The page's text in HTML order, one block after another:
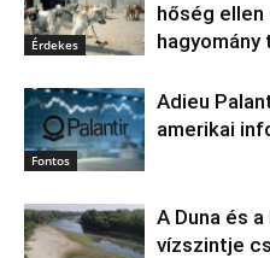
Érdekes
hőség ellen
hagyomány
Fontos
Adieu
amerikai
A Duna és
vízszintje